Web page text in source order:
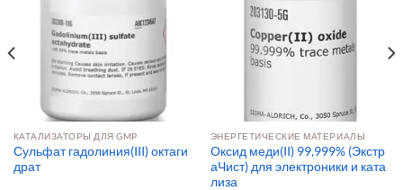
КАТАЛИЗАТОРЫ ДЛЯ GMP
Сульфат гадолиния(III) октаги
драт
ЭНЕРГЕТИЧЕСКИЕ МАТЕРИАЛЫ
Оксид меди(II) 99,999% (Экстр
аЧист) для электроники и ката
лиза